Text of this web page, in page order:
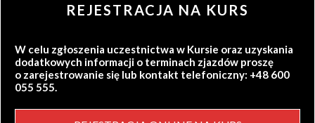
REJESTRACJA NA KURS
W celu zgłoszenia uczestnictwa w Kursie oraz uzyskania
dodatkowych informacji o terminach zjazdów proszę
o zarejestrowanie się lub kontakt telefoniczny: +48 600
055 555.